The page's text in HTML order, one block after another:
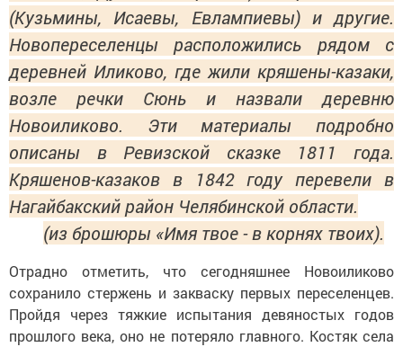
(Кузьмины, Исаевы, Евлампиевы) и другие.
Новопереселенцы расположились рядом с
деревней Иликово, где жили кряшены-казаки,
возле речки Сюнь и назвали деревню
Новоиликово. Эти материалы подробно
описаны в Ревизской сказке 1811 года.
Кряшенов-казаков в 1842 году перевели в
Нагайбакский район Челябинской области.
(из брошюры «Имя твое - в корнях твоих).
Отрадно отметить, что сегодняшнее Новоиликово
сохранило стержень и закваску первых переселенцев.
Пройдя через тяжкие испытания девяностых годов
прошлого века, оно не потеряло главного. Костяк села